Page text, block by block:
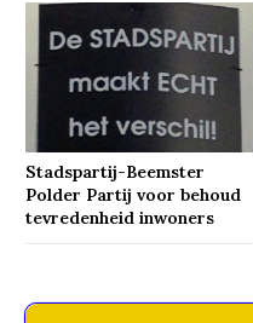
Stadspartij-Beemster
Polder Partij voor behoud
tevredenheid inwoners